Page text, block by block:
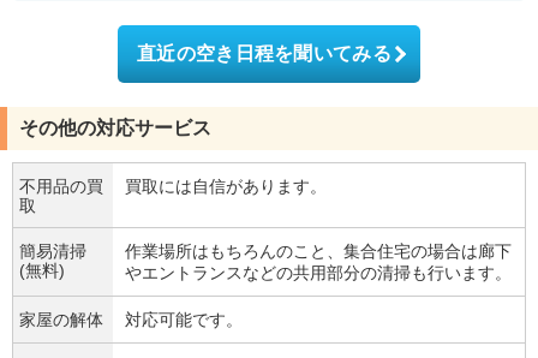
直近の空き日程を聞いてみる
その他の対応サービス
不用品の買
取
買取には自信があります。
簡易清掃
(無料)
作業場所はもちろんのこと、集合住宅の場合は廊下
やエントランスなどの共用部分の清掃も行います。
家屋の解体 対応可能です。